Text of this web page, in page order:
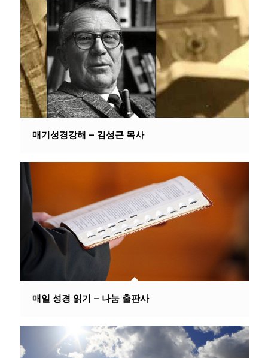
매기성경강해 – 김성근 목사
매일 성경 읽기 – 나눔 출판사